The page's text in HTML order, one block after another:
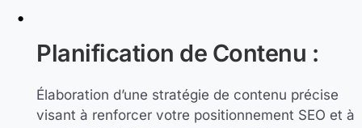
Planification de Contenu :
Élaboration d’une stratégie de contenu précise
visant à renforcer votre positionnement SEO et à